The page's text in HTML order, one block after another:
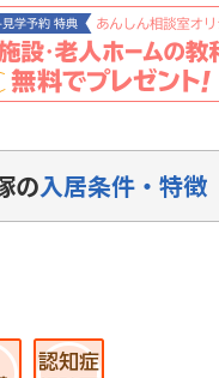
の入居条件・特徴